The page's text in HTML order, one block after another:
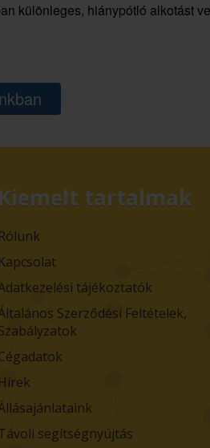
különleges, hiánypótló alkotást
Kiemelt tartalmak
Rólunk
Kapcsolat
tájékoztatók
Szerződési Feltételek,
Hírek
segítségnyújtás